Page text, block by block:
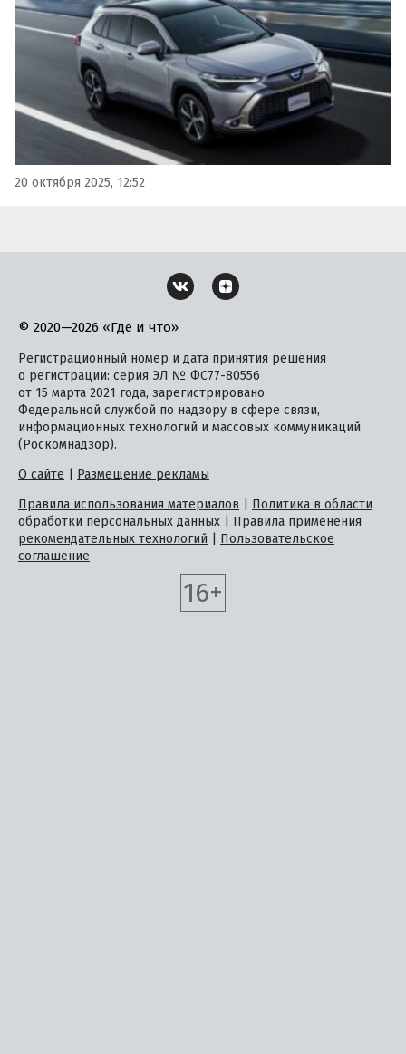
от 2 100 000 рублей, пишут «Автоновости дня».
20 октября 2025, 12:52
© 2020—2026 «Где и что»
Регистрационный номер и дата принятия решения
о регистрации: серия ЭЛ № ФС77-80556
от 15 марта 2021 года, зарегистрировано
Федеральной службой по надзору в сфере связи,
информационных технологий и массовых коммуникаций
(Роскомнадзор).
О сайте
Размещение рекламы
Правила использования материалов
Политика в области
обработки персональных данных
Правила применения
рекомендательных технологий
Пользовательское
соглашение
16+